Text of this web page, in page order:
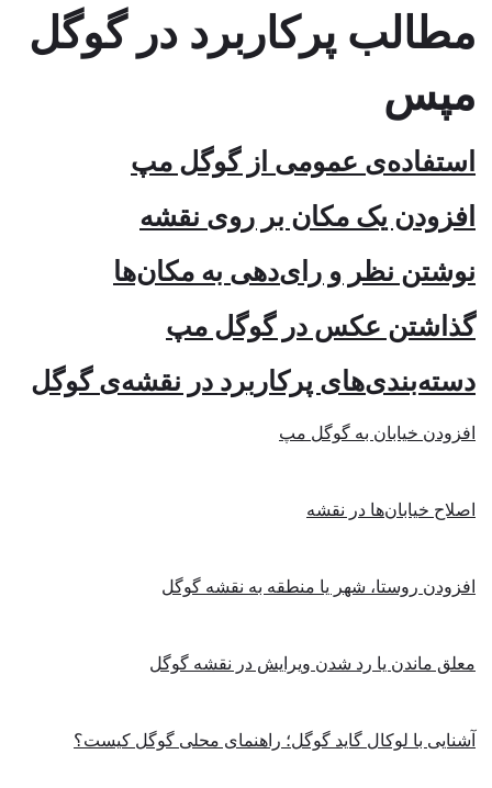
مطالب پرکاربرد در گوگل
مپس
استفاده‌ی عمومی از گوگل مپ
افزودن یک مکان بر روی نقشه
نوشتن نظر و رای‌دهی به مکان‌ها
گذاشتن عکس در گوگل مپ
دسته‌بندی‌های پرکاربرد در نقشه‌ی گوگل
افزودن خیابان به گوگل مپ
اصلاح خیابان‌ها در نقشه
افزودن روستا، شهر یا منطقه به نقشه گوگل
معلق ماندن یا رد شدن ویرایش در نقشه گوگل
آشنایی با لوکال گاید گوگل؛ راهنمای محلی گوگل کیست؟